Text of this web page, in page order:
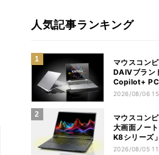
人気記事ランキング
マウスコンピ
DAIVブラン
Copilot+ PC
発売
2026/08/06
マウスコン
大画面ノー
K8シリーズ」
2026/08/05